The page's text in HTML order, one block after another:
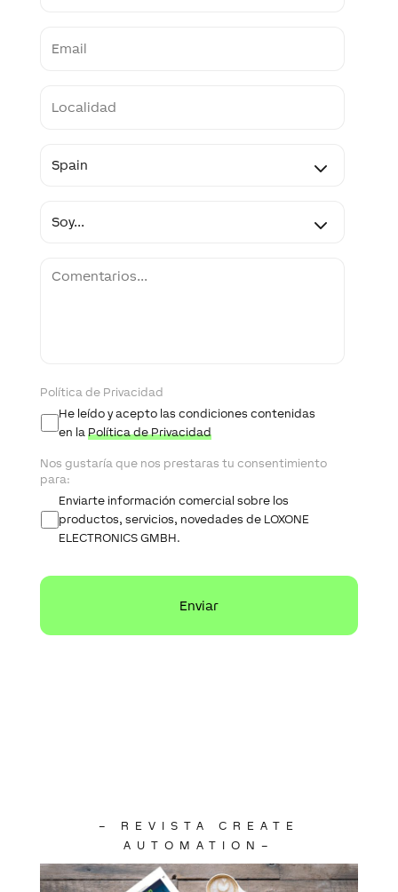
Política de Privacidad
He leído y acepto las condiciones contenidas
en la Política de Privacidad
Nos gustaría que nos prestaras tu consentimiento
para:
Enviarte información comercial sobre los
productos, servicios, novedades de LOXONE
ELECTRONICS GMBH.
– REVISTA CREATE
AUTOMATION–